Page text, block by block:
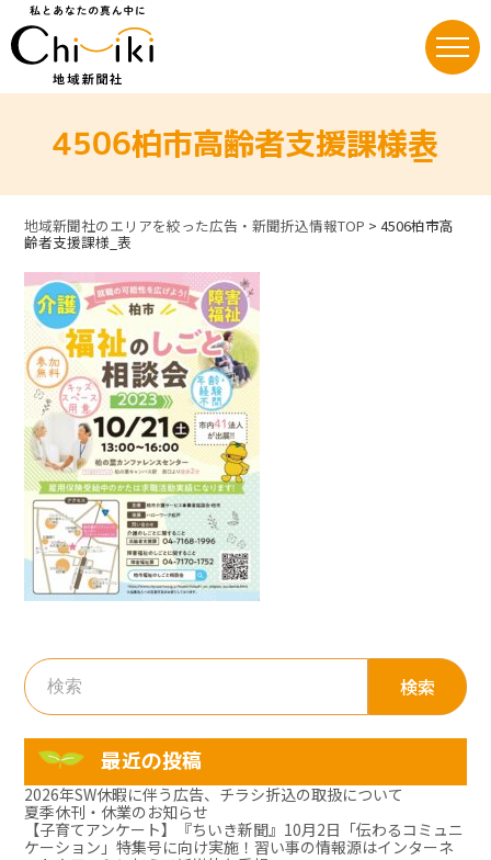
content4506柏市高齢者支援課様_表
地域新聞社のエリアを絞った広告・新聞折込情報TOP >4506柏市高
齢者支援課様_表
検
索:
最近の投稿
2026年SW休暇に伴う広告、チラシ折込の取扱について
夏季休刊・休業のお知らせ
【子育てアンケート】『ちいき新聞』10月2日「伝わるコミュニ
ケーション」特集号に向け実施！習い事の情報源はインターネ